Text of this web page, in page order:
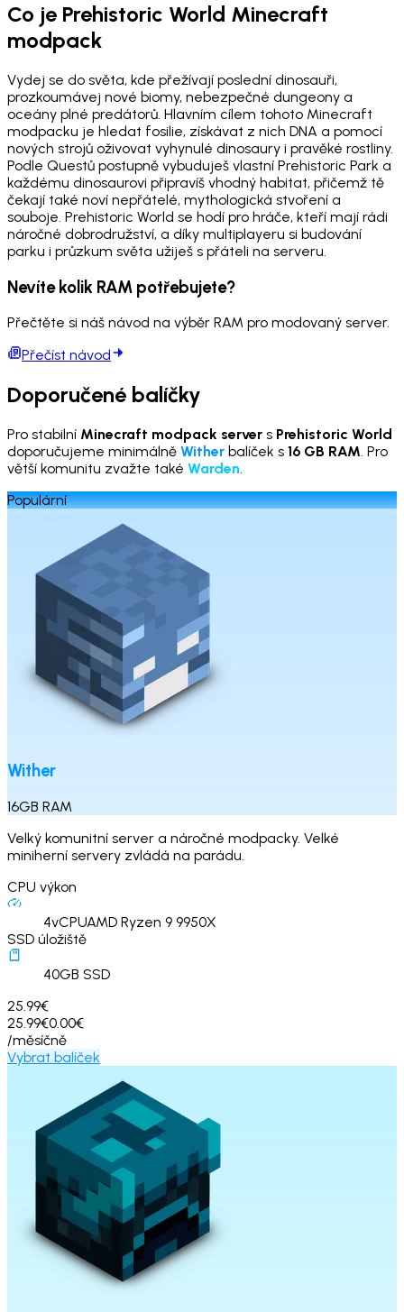
Co je Prehistoric World Minecraft
modpack
Vydej se do světa, kde přežívají poslední dinosauři,
prozkoumávej nové biomy, nebezpečné dungeony a
oceány plné predátorů. Hlavním cílem tohoto Minecraft
modpacku je hledat fosilie, získávat z nich DNA a pomocí
nových strojů oživovat vyhynulé dinosaury i pravěké rostliny.
Podle Questů postupně vybuduješ vlastní Prehistoric Park a
každému dinosaurovi připravíš vhodný habitat, přičemž tě
čekají také noví nepřátelé, mythologická stvoření a
souboje. Prehistoric World se hodí pro hráče, kteří mají rádi
náročné dobrodružství, a díky multiplayeru si budování
parku i průzkum světa užiješ s přáteli na serveru.
Nevíte kolik RAM potřebujete?
Přečtěte si náš návod na výběr RAM pro modovaný server.
Přečíst návod
Doporučené balíčky
Pro stabilní Minecraft modpack server s Prehistoric World
doporučujeme minimálně Wither balíček s 16 GB RAM. Pro
větší komunitu zvažte také Warden.
Populární
Wither
16GB RAM
Velký komunitní server a náročné modpacky. Velké
miniherní servery zvládá na parádu.
CPU výkon
4vCPUAMD Ryzen 9 9950X
SSD úložiště
40GB SSD
25.99€
25.99€0.00€
/měsíčně
Vybrat balíček